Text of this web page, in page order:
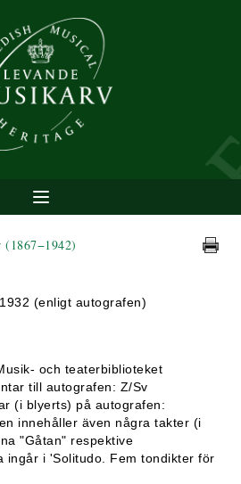
(1867−1942)
(enligt autografen)
och teaterbiblioteket
till autografen: Z/Sv
(i blyerts) på autografen:
innehåller även några takter (i
"Gåtan" respektive
ingår i 'Solitudo. Fem tondikter för